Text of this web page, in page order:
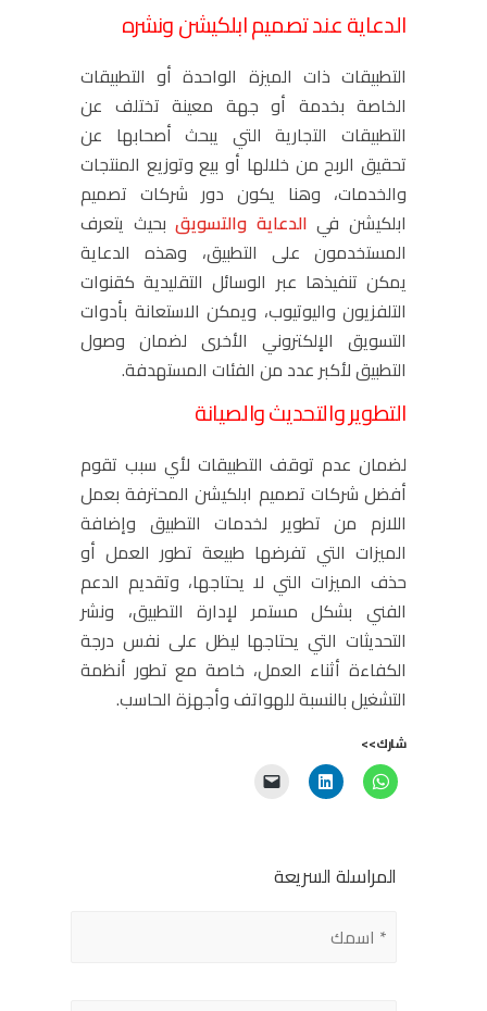
الدعاية عند تصميم ابلكيشن ونشره
التطبيقات ذات الميزة الواحدة أو التطبيقات
الخاصة بخدمة أو جهة معينة تختلف عن
التطبيقات التجارية التي يبحث أصحابها عن
تحقيق الربح من خلالها أو بيع وتوزيع المنتجات
والخدمات، وهنا يكون دور شركات تصميم
ابلكيشن في الدعاية والتسويقبحيث يتعرف
المستخدمون على التطبيق، وهذه الدعاية
يمكن تنفيذها عبر الوسائل التقليدية كقنوات
التلفزيون واليوتيوب، ويمكن الاستعانة بأدوات
التسويق الإلكتروني الأخرى لضمان وصول
التطبيق لأكبر عدد من الفئات المستهدفة.
التطوير والتحديث والصيانة
لضمان عدم توقف التطبيقات لأي سبب تقوم
أفضل شركات تصميم ابلكيشن المحترفة بعمل
اللازم من تطوير لخدمات التطبيق وإضافة
الميزات التي تفرضها طبيعة تطور العمل أو
حذف الميزات التي لا يحتاجها، وتقديم الدعم
الفني بشكل مستمر لإدارة التطبيق، ونشر
التحديثات التي يحتاجها ليظل على نفس درجة
الكفاءة أثناء العمل، خاصة مع تطور أنظمة
التشغيل بالنسبة للهواتف وأجهزة الحاسب.
شارك>>
المراسلة السريعة